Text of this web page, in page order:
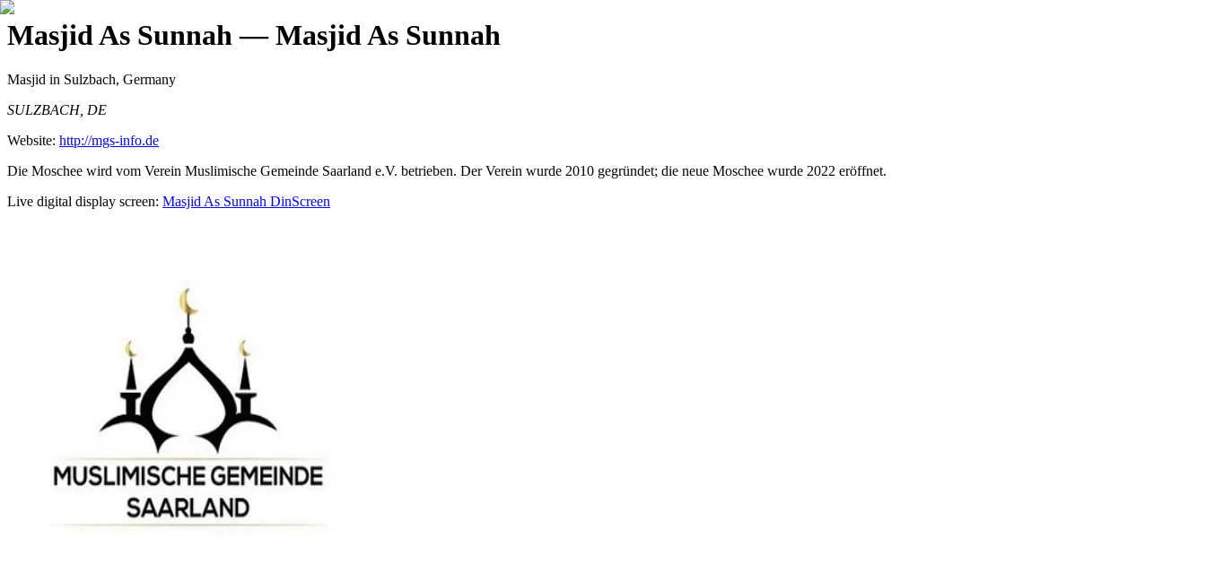
Masjid As Sunnah— Masjid As Sunnah
Masjid in Sulzbach, Germany
SULZBACH, DE
Website: http://mgs-info.de
Die Moschee wird vom Verein Muslimische Gemeinde Saarland e.V. betrieben. Der Verein wurde 2010 gegründet; die neue Moschee wurde 2022 eröffnet.
Live digital display screen: Masjid As Sunnah DinScreen